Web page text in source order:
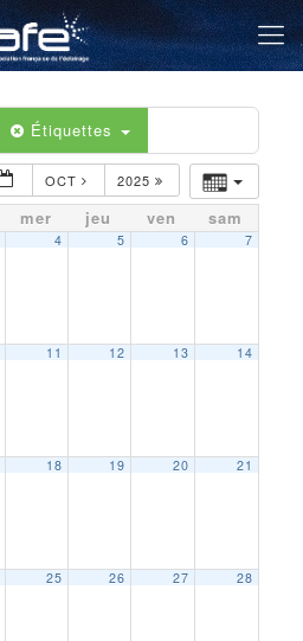
Étiquettes
OCT 2025
mer jeu ven sam
4 5 6 7
11 12 13 14
18 19 20 21
25 26 27 28